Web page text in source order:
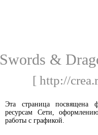
Swords &
[ http://
Эта страница посвящена
ресурсам Сети,
работы с графикой.